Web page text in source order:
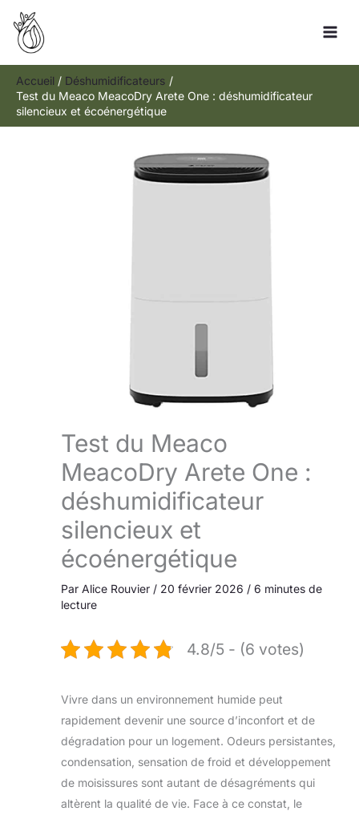
Aller
contenu
Accueil
Déshumidificateurs
Test du Meaco MeacoDry Arete One : déshumidificateur
silencieux et écoénergétique
Test du Meaco
MeacoDry Arete One :
déshumidificateur
silencieux et
écoénergétique
Par Alice Rouvier / 20 février 2026 / 6 minutes de
lecture
4.8/5 - (6 votes)
Vivre dans un environnement humide peut
rapidement devenir une source d’inconfort et de
dégradation pour un logement. Odeurs persistantes,
condensation, sensation de froid et développement
de moisissures sont autant de désagréments qui
altèrent la qualité de vie. Face à ce constat, le
R
e
h
e